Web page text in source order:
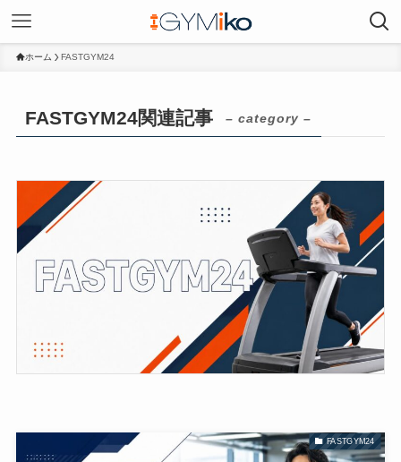
ホーム FASTGYM24
FASTGYM24関連記事 – category –
FASTGYM24